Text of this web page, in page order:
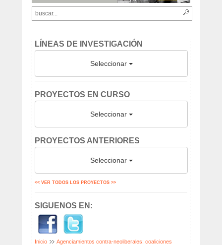
LÍNEAS DE INVESTIGACIÓN
Seleccionar
PROYECTOS EN CURSO
Seleccionar
PROYECTOS ANTERIORES
Seleccionar
<< VER TODOS LOS PROYECTOS >>
SIGUENOS EN:
Inicio
Agenciamientos contra-neoliberales: coaliciones